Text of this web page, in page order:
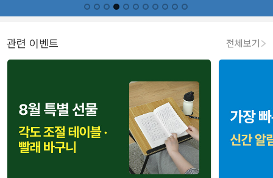
관련 이벤트 전체보기